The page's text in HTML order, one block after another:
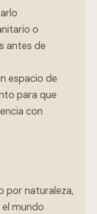
o
antes de
espacio de
para que
con
por naturaleza,
mundo